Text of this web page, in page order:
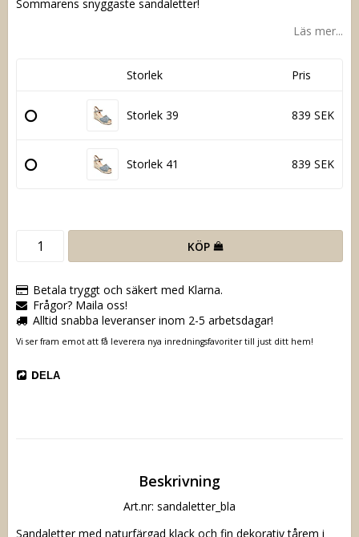
Sommarens snyggaste sandaletter!
Läs mer...
Storlek Pris
Storlek 39 839 SEK
Storlek 41 839 SEK
KÖP
Betala tryggt och säkert med Klarna.
Frågor? Maila oss!
Alltid snabba leveranser inom 2-5 arbetsdagar!
Vi ser fram emot att få leverera nya inredningsfavoriter till just ditt hem!
DELA
Beskrivning
Art.nr: sandaletter_bla
Sandaletter med naturfärgad klack och fin dekorativ tårem i